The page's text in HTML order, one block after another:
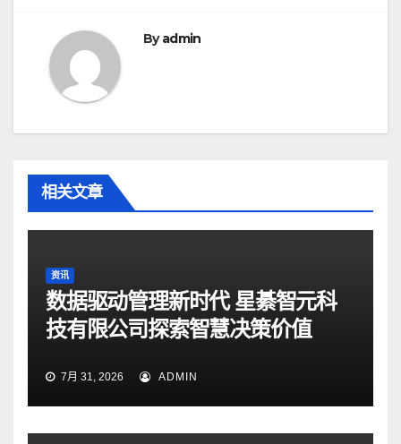
航
Byadmin
相关文章
资讯
数据驱动管理新时代 星綦智元科
技有限公司探索智慧决策价值
7月 31, 2026 ADMIN